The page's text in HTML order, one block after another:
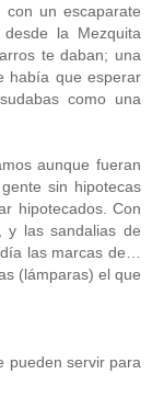
con un escaparate
la Mezquita
te daban; una
había que esperar
como una
aunque fueran
sin hipotecas
hipotecados. Con
y las sandalias de
las marcas de…
(lámparas) el que
pueden servir para